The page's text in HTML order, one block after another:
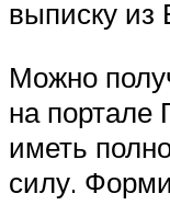
выписку из
Можно
на портале
иметь
силу.